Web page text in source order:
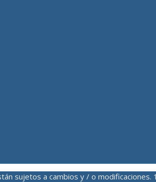
sujetos a cambios y / o modificaciones.